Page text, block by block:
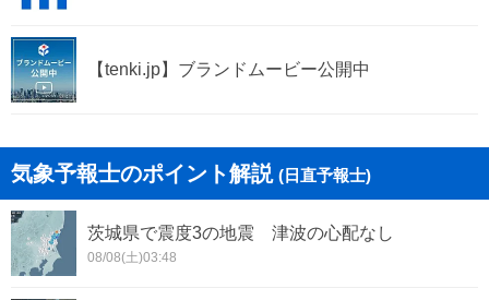
【tenki.jp】ブランドムービー公開中
気象予報士のポイント解説 (日直予報士)
茨城県で震度3の地震 津波の心配なし
08/08(土)03:48